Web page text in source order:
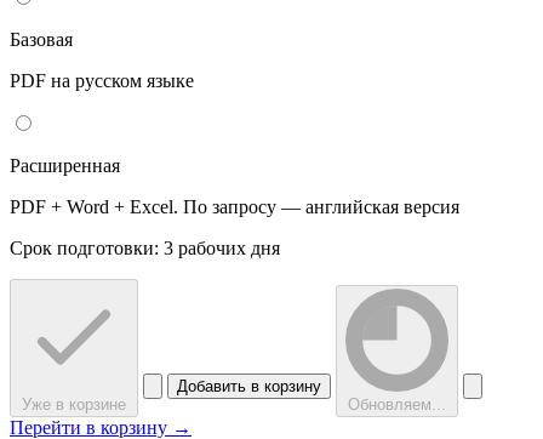
Базовая
PDF на русском языке
Расширенная
PDF + Word + Excel. По запросу — английская версия
Срок подготовки: 3 рабочих дня
Уже в корзине
Добавить в корзину
Обновляем...
Перейти в корзину →